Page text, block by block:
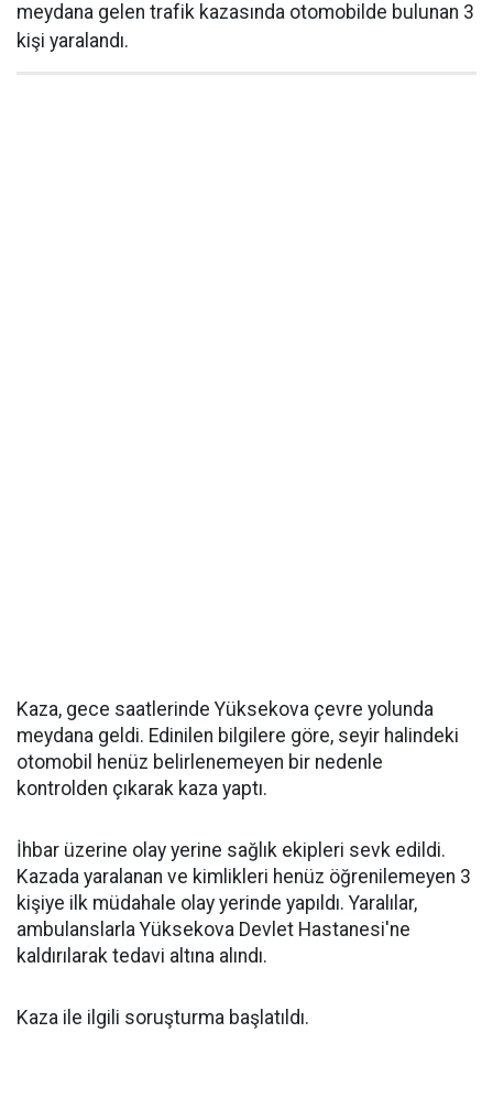
meydana gelen trafik kazasında otomobilde bulunan 3
kişi yaralandı.
Kaza, gece saatlerinde Yüksekova çevre yolunda
meydana geldi. Edinilen bilgilere göre, seyir halindeki
otomobil henüz belirlenemeyen bir nedenle
kontrolden çıkarak kaza yaptı.
İhbar üzerine olay yerine sağlık ekipleri sevk edildi.
Kazada yaralanan ve kimlikleri henüz öğrenilemeyen 3
kişiye ilk müdahale olay yerinde yapıldı. Yaralılar,
ambulanslarla Yüksekova Devlet Hastanesi'ne
kaldırılarak tedavi altına alındı.
Kaza ile ilgili soruşturma başlatıldı.